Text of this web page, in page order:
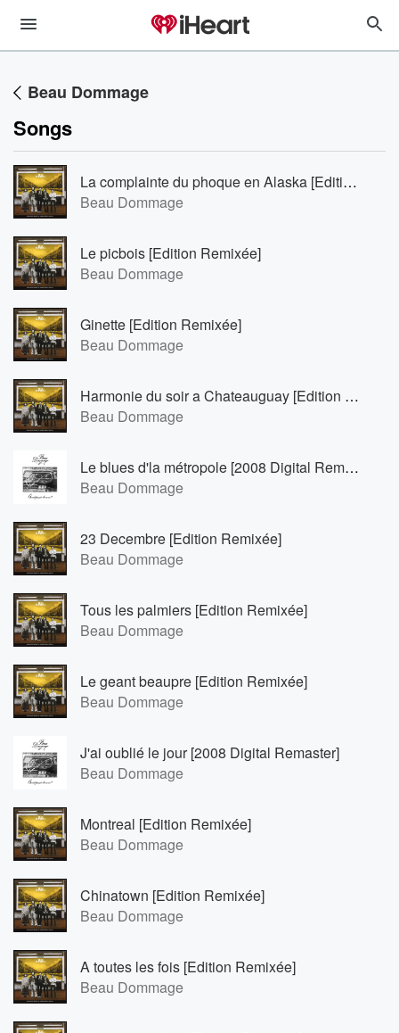
Beau Dommage
Songs
La complainte du phoque en Alaska [Edition Remixée]
Beau Dommage
Le picbois [Edition Remixée]
Beau Dommage
Ginette [Edition Remixée]
Beau Dommage
Harmonie du soir a Chateauguay [Edition Remixée]
Beau Dommage
Le blues d'la métropole [2008 Digital Remaster]
Beau Dommage
23 Decembre [Edition Remixée]
Beau Dommage
Tous les palmiers [Edition Remixée]
Beau Dommage
Le geant beaupre [Edition Remixée]
Beau Dommage
J'ai oublié le jour [2008 Digital Remaster]
Beau Dommage
Montreal [Edition Remixée]
Beau Dommage
Chinatown [Edition Remixée]
Beau Dommage
A toutes les fois [Edition Remixée]
Beau Dommage